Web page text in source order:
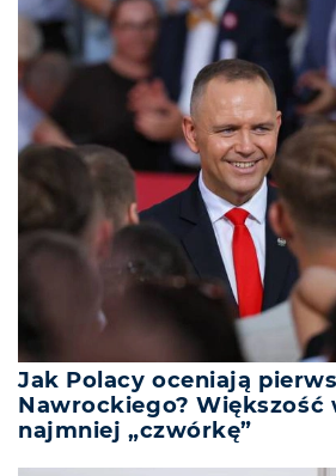
Jak Polacy oceniają
Nawrockiego? Większość
najmniej „czwórkę”